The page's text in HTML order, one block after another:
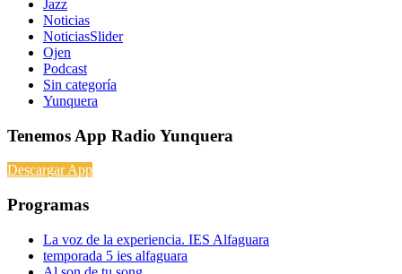
Jazz
Noticias
NoticiasSlider
Ojen
Podcast
Sin categoría
Yunquera
Tenemos App Radio Yunquera
Descargar App
Programas
La voz de la experiencia. IES Alfaguara
temporada 5 ies alfaguara